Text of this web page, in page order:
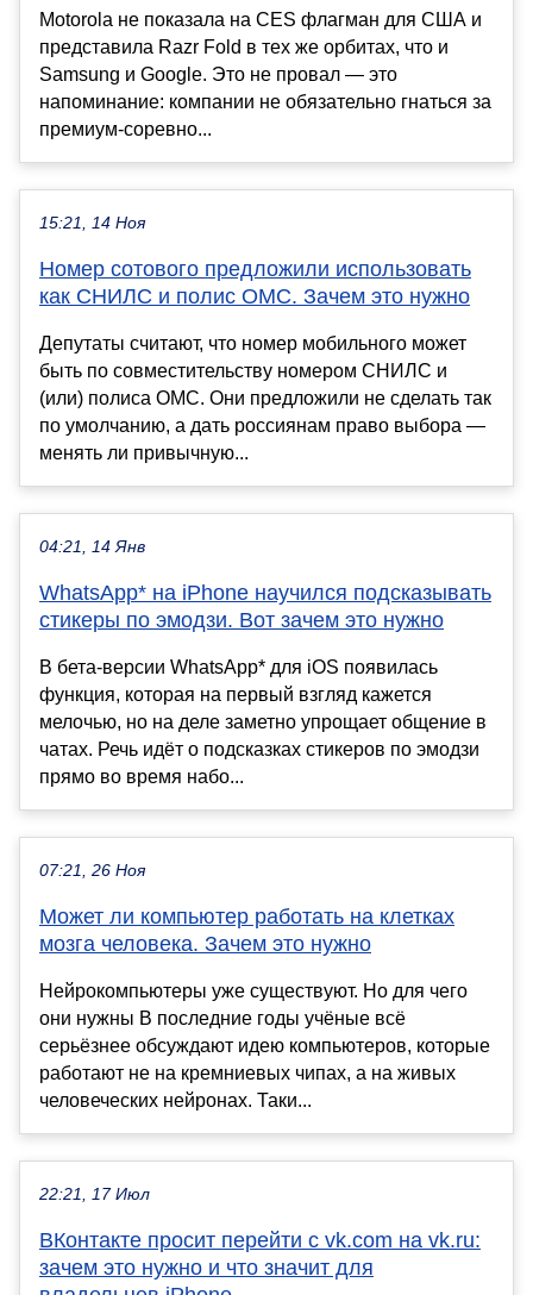
Motorola не показала на CES флагман для США и
представила Razr Fold в тех же орбитах, что и
Samsung и Google. Это не провал — это
напоминание: компании не обязательно гнаться за
премиум‑соревно...
15:21, 14 Ноя
Номер сотового предложили использовать
как СНИЛС и полис ОМС. Зачем это нужно
Депутаты считают, что номер мобильного может
быть по совместительству номером СНИЛС и
(или) полиса ОМС. Они предложили не сделать так
по умолчанию, а дать россиянам право выбора —
менять ли привычную...
04:21, 14 Янв
WhatsApp* на iPhone научился подсказывать
стикеры по эмодзи. Вот зачем это нужно
В бета-версии WhatsApp* для iOS появилась
функция, которая на первый взгляд кажется
мелочью, но на деле заметно упрощает общение в
чатах. Речь идёт о подсказках стикеров по эмодзи
прямо во время набо...
07:21, 26 Ноя
Может ли компьютер работать на клетках
мозга человека. Зачем это нужно
Нейрокомпьютеры уже существуют. Но для чего
они нужны В последние годы учёные всё
серьёзнее обсуждают идею компьютеров, которые
работают не на кремниевых чипах, а на живых
человеческих нейронах. Таки...
22:21, 17 Июл
ВКонтакте просит перейти с vk.com на vk.ru:
зачем это нужно и что значит для